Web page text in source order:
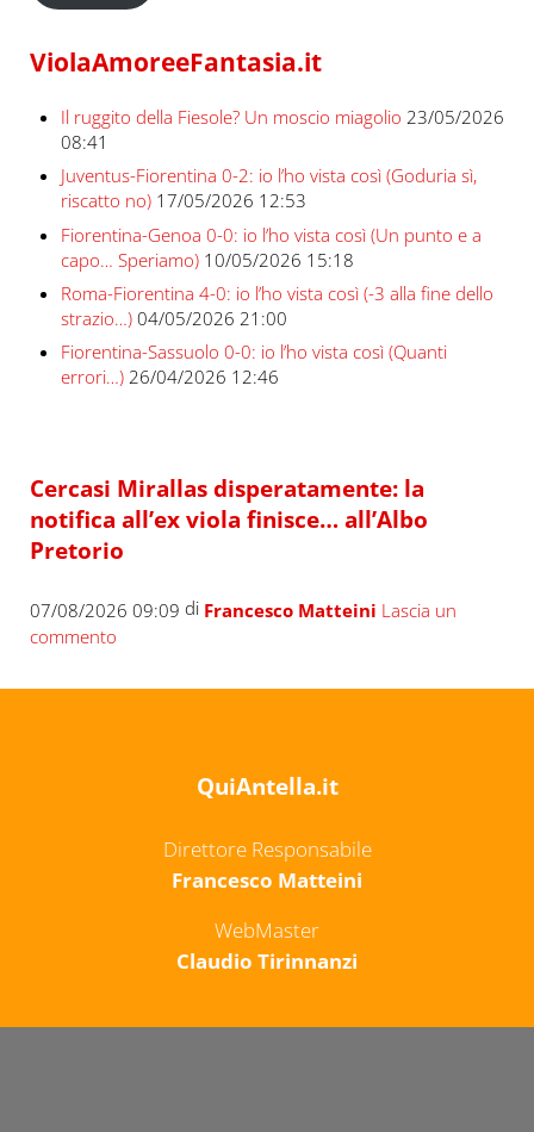
ViolaAmoreeFantasia.it
Il ruggito della Fiesole? Un moscio miagolio 23/05/2026
08:41
Juventus-Fiorentina 0-2: io l’ho vista così (Goduria sì,
riscatto no) 17/05/2026 12:53
Fiorentina-Genoa 0-0: io l’ho vista così (Un punto e a
capo… Speriamo) 10/05/2026 15:18
Roma-Fiorentina 4-0: io l’ho vista così (-3 alla fine dello
strazio…) 04/05/2026 21:00
Fiorentina-Sassuolo 0-0: io l’ho vista così (Quanti
errori…) 26/04/2026 12:46
Cercasi Mirallas disperatamente: la
notifica all’ex viola finisce… all’Albo
Pretorio
07/08/2026 09:09 di Francesco Matteini Lascia un
commento
QuiAntella.it
Direttore Responsabile
Francesco Matteini
WebMaster
Claudio Tirinnanzi